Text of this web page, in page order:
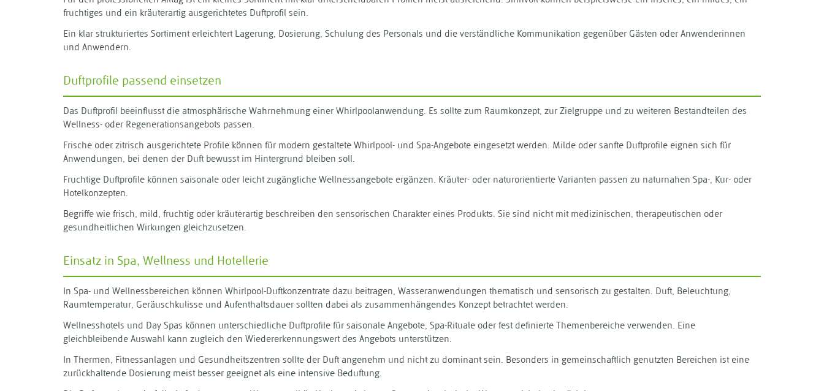
fruchtiges und ein kräuterartig ausgerichtetes Duftprofil sein.
Ein klar strukturiertes Sortiment erleichtert Lagerung, Dosierung, Schulung des Personals und die verständliche Kommunikation gegenüber Gästen oder Anwenderinnen
und Anwendern.
Duftprofile passend einsetzen
Das Duftprofil beeinflusst die atmosphärische Wahrnehmung einer Whirlpoolanwendung. Es sollte zum Raumkonzept, zur Zielgruppe und zu weiteren Bestandteilen des
Wellness- oder Regenerationsangebots passen.
Frische oder zitrisch ausgerichtete Profile können für modern gestaltete Whirlpool- und Spa-Angebote eingesetzt werden. Milde oder sanfte Duftprofile eignen sich für
Anwendungen, bei denen der Duft bewusst im Hintergrund bleiben soll.
Fruchtige Duftprofile können saisonale oder leicht zugängliche Wellnessangebote ergänzen. Kräuter- oder naturorientierte Varianten passen zu naturnahen Spa-, Kur- oder
Hotelkonzepten.
Begriffe wie frisch, mild, fruchtig oder kräuterartig beschreiben den sensorischen Charakter eines Produkts. Sie sind nicht mit medizinischen, therapeutischen oder
gesundheitlichen Wirkungen gleichzusetzen.
Einsatz in Spa, Wellness und Hotellerie
In Spa- und Wellnessbereichen können Whirlpool-Duftkonzentrate dazu beitragen, Wasseranwendungen thematisch und sensorisch zu gestalten. Duft, Beleuchtung,
Raumtemperatur, Geräuschkulisse und Aufenthaltsdauer sollten dabei als zusammenhängendes Konzept betrachtet werden.
Wellnesshotels und Day Spas können unterschiedliche Duftprofile für saisonale Angebote, Spa-Rituale oder fest definierte Themenbereiche verwenden. Eine
gleichbleibende Auswahl kann zugleich den Wiedererkennungswert des Angebots unterstützen.
In Thermen, Fitnessanlagen und Gesundheitszentren sollte der Duft angenehm und nicht zu dominant sein. Besonders in gemeinschaftlich genutzten Bereichen ist eine
zurückhaltende Dosierung meist besser geeignet als eine intensive Beduftung.